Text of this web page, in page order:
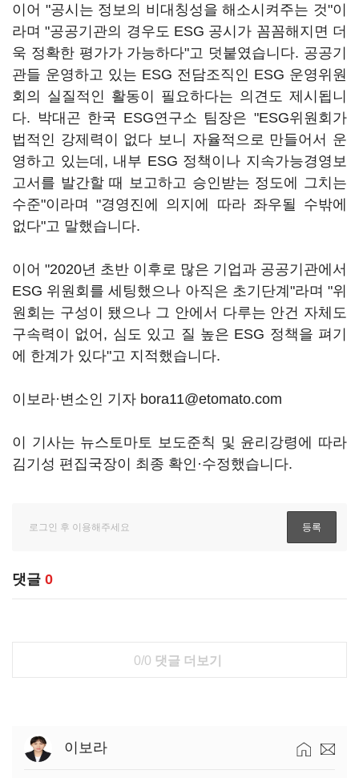
이어 "공시는 정보의 비대칭성을 해소시켜주는 것"이
라며 "공공기관의 경우도 ESG 공시가 꼼꼼해지면 더
욱 정확한 평가가 가능하다"고 덧붙였습니다. 공공기
관들 운영하고 있는 ESG 전담조직인 ESG 운영위원
회의 실질적인 활동이 필요하다는 의견도 제시됩니
다. 박대곤 한국 ESG연구소 팀장은 "ESG위원회가
법적인 강제력이 없다 보니 자율적으로 만들어서 운
영하고 있는데, 내부 ESG 정책이나 지속가능경영보
고서를 발간할 때 보고하고 승인받는 정도에 그치는
수준"이라며 "경영진에 의지에 따라 좌우될 수밖에
없다"고 말했습니다.
이어 "2020년 초반 이후로 많은 기업과 공공기관에서
ESG 위원회를 세팅했으나 아직은 초기단계"라며 "위
원회는 구성이 됐으나 그 안에서 다루는 안건 자체도
구속력이 없어, 심도 있고 질 높은 ESG 정책을 펴기
에 한계가 있다"고 지적했습니다.
이보라·변소인 기자 bora11@etomato.com
이 기사는 뉴스토마토 보도준칙 및 윤리강령에 따라
김기성 편집국장이 최종 확인·수정했습니다.
댓글 0
0/0 댓글 더보기
이보라